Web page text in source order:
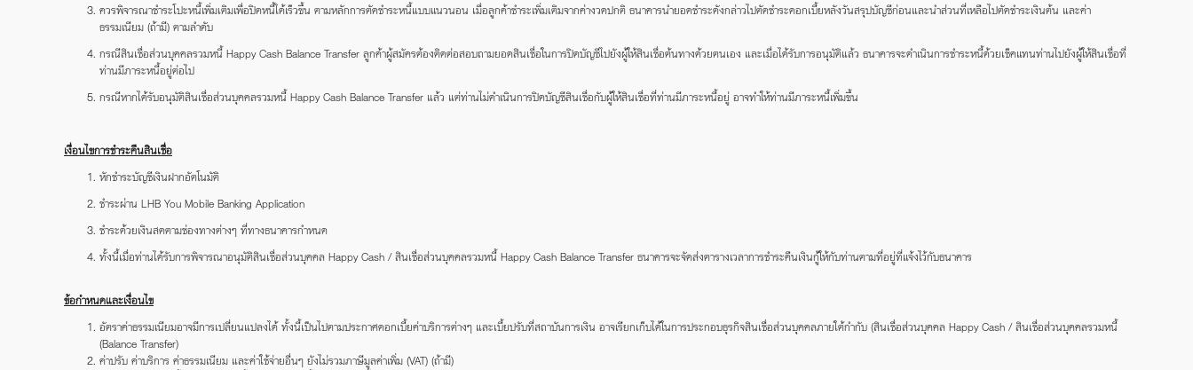
ควรพิจารณาชำระโปะหนี้เพิ่มเติมเพื่อปิดหนี้ได้เร็วขึ้น ตามหลักการตัดชำระหนี้แบบแนวนอน เมื่อลูกค้าชำระเพิ่มเติมจากค่างวดปกติ ธนาคารนำยอดชำระดังกล่าวไปตัดชำระดอกเบี้ยหลังวันสรุปบัญชีก่อนและนำส่วนที่เหลือไปตัดชำระเงินต้น และค่า
ธรรมเนียม (ถ้ามี) ตามลำดับ
กรณีสินเชื่อส่วนบุคคลรวมหนี้ Happy Cash Balance Transfer ลูกค้าผู้สมัครต้องติดต่อสอบถามยอดสินเชื่อในการปิดบัญชีไปยังผู้ให้สินเชื่อต้นทางด้วยตนเอง และเมื่อได้รับการอนุมัติแล้ว ธนาคารจะดำเนินการชำระหนี้ด้วยเช็คแทนท่านไปยังผู้ให้สินเชื่อที่
ท่านมีภาระหนี้อยู่ต่อไป
กรณีหากได้รับอนุมัติสินเชื่อส่วนบุคคลรวมหนี้ Happy Cash Balance Transfer แล้ว แต่ท่านไม่ดำเนินการปิดบัญชีสินเชื่อกับผู้ให้สินเชื่อที่ท่านมีภาระหนี้อยู่ อาจทำให้ท่านมีภาระหนี้เพิ่มขึ้น
เงื่อนไขการชำระคืนสินเชื่อ
หักชำระบัญชีเงินฝากอัตโนมัติ
ชำระผ่าน LHB You Mobile Banking Application
ชำระด้วยเงินสดตามช่องทางต่างๆ ที่ทางธนาคารกำหนด
ทั้งนี้เมื่อท่านได้รับการพิจารณาอนุมัติสินเชื่อส่วนบุคคล Happy Cash / สินเชื่อส่วนบุคคลรวมหนี้ Happy Cash Balance Transfer ธนาคารจะจัดส่งตารางเวลาการชำระคืนเงินกู้ให้กับท่านตามที่อยู่ที่แจ้งไว้กับธนาคาร
ข้อกำหนดและเงื่อนไข
อัตราค่าธรรมเนียมอาจมีการเปลี่ยนแปลงได้ ทั้งนี้เป็นไปตามประกาศดอกเบี้ยค่าบริการต่างๆ และเบี้ยปรับที่สถาบันการเงิน อาจเรียกเก็บได้ในการประกอบธุรกิจสินเชื่อส่วนบุคคลภายใต้กำกับ (สินเชื่อส่วนบุคคล Happy Cash / สินเชื่อส่วนบุคคลรวมหนี้
(Balance Transfer)
ค่าปรับ ค่าบริการ ค่าธรรมเนียม และค่าใช้จ่ายอื่นๆ ยังไม่รวมภาษีมูลค่าเพิ่ม (VAT) (ถ้ามี)